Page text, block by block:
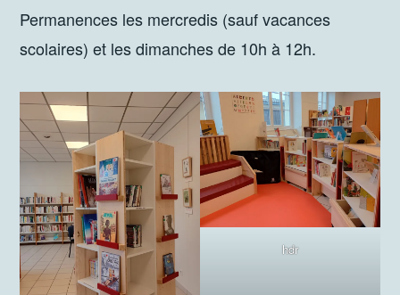
Permanences les mercredis (sauf vacances
scolaires) et les dimanches de 10h à 12h.
hdr